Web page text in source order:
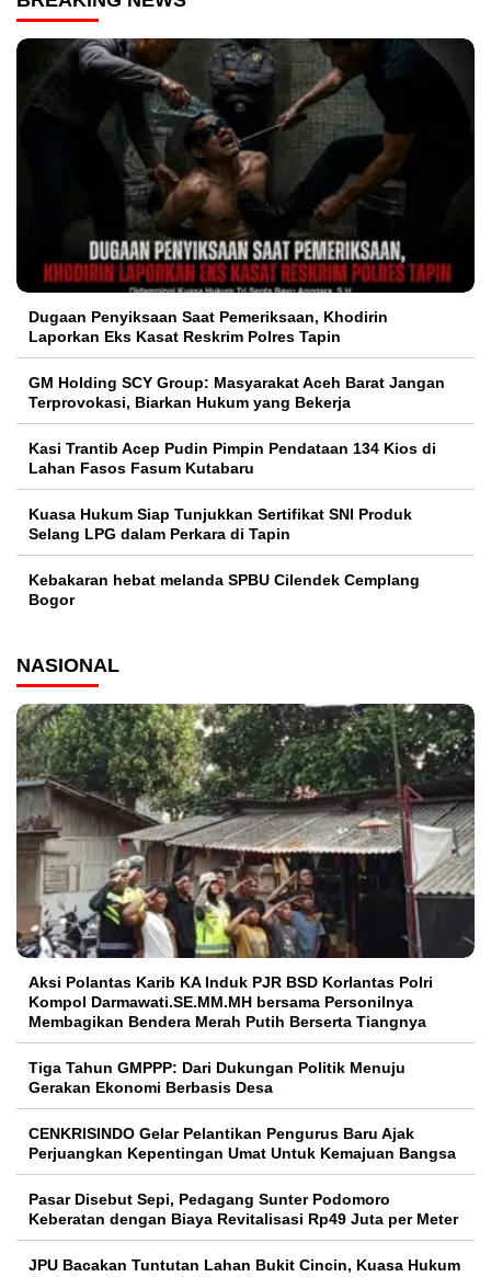
Dugaan Penyiksaan Saat Pemeriksaan, Khodirin
Laporkan Eks Kasat Reskrim Polres Tapin
GM Holding SCY Group: Masyarakat Aceh Barat Jangan
Terprovokasi, Biarkan Hukum yang Bekerja
Kasi Trantib Acep Pudin Pimpin Pendataan 134 Kios di
Lahan Fasos Fasum Kutabaru
Kuasa Hukum Siap Tunjukkan Sertifikat SNI Produk
Selang LPG dalam Perkara di Tapin
Kebakaran hebat melanda SPBU Cilendek Cemplang
Bogor
NASIONAL
Aksi Polantas Karib KA Induk PJR BSD Korlantas Polri
Kompol Darmawati.SE.MM.MH bersama Personilnya
Membagikan Bendera Merah Putih Berserta Tiangnya
Tiga Tahun GMPPP: Dari Dukungan Politik Menuju
Gerakan Ekonomi Berbasis Desa
CENKRISINDO Gelar Pelantikan Pengurus Baru Ajak
Perjuangkan Kepentingan Umat Untuk Kemajuan Bangsa
Pasar Disebut Sepi, Pedagang Sunter Podomoro
Keberatan dengan Biaya Revitalisasi Rp49 Juta per Meter
JPU Bacakan Tuntutan Lahan Bukit Cincin, Kuasa Hukum